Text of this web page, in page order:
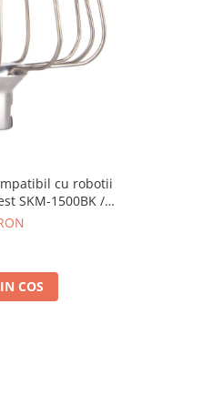
cu robotii
SKM-1500BK /
COS